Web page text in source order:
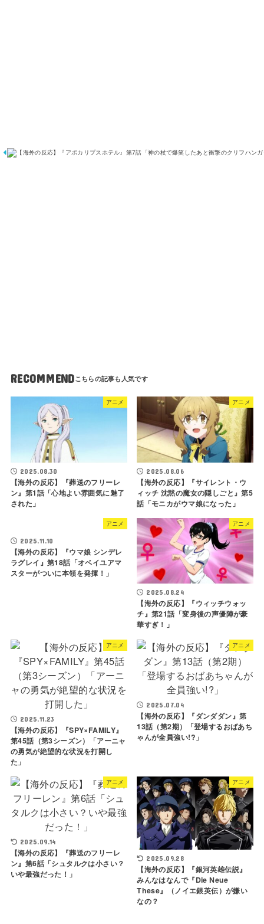
RECOMMEND
アニメ
2025.08.30
【海外の反応】『葬送のフリーレ
ン』第1話「心地よい雰囲気に魅了
された」
アニメ
2025.08.06
【海外の反応】『サイレント・ウ
ィッチ 沈黙の魔女の隠しごと』第5
話「モニカがウマ娘になった」
アニメ
2025.11.10
【海外の反応】『ウマ娘 シンデレ
ラグレイ』第18話「オベイユアマ
スターがついに本領を発揮！」
アニメ
2025.08.24
【海外の反応】『ウィッチウォッ
チ』第21話「変身後の声優陣が豪
華すぎ！」
アニメ
2025.11.23
【海外の反応】『SPY×FAMILY』
第45話（第3シーズン）「アーニャ
の勇気が絶望的な状況を打開し
た」
アニメ
2025.07.04
【海外の反応】『ダンダダン』第
13話（第2期）「登場するおばあち
ゃんが全員強い!?」
アニメ
2025.09.14
【海外の反応】『葬送のフリーレ
ン』第6話「シュタルクは小さい？
いや最強だった！」
アニメ
2025.09.28
【海外の反応】『銀河英雄伝説』
みんなはなんで『Die Neue
These』（ノイエ銀英伝）が嫌い
なの？